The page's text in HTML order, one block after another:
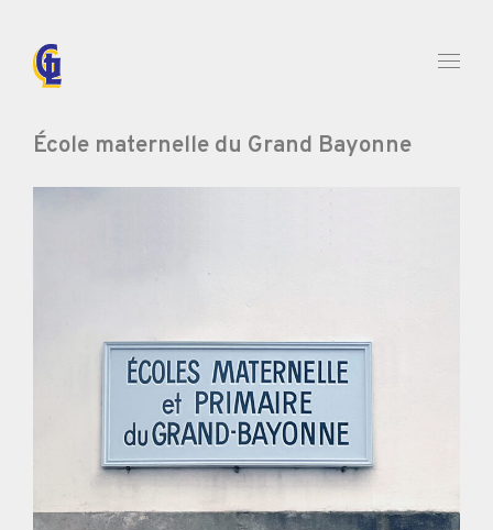
École maternelle du Grand Bayonne